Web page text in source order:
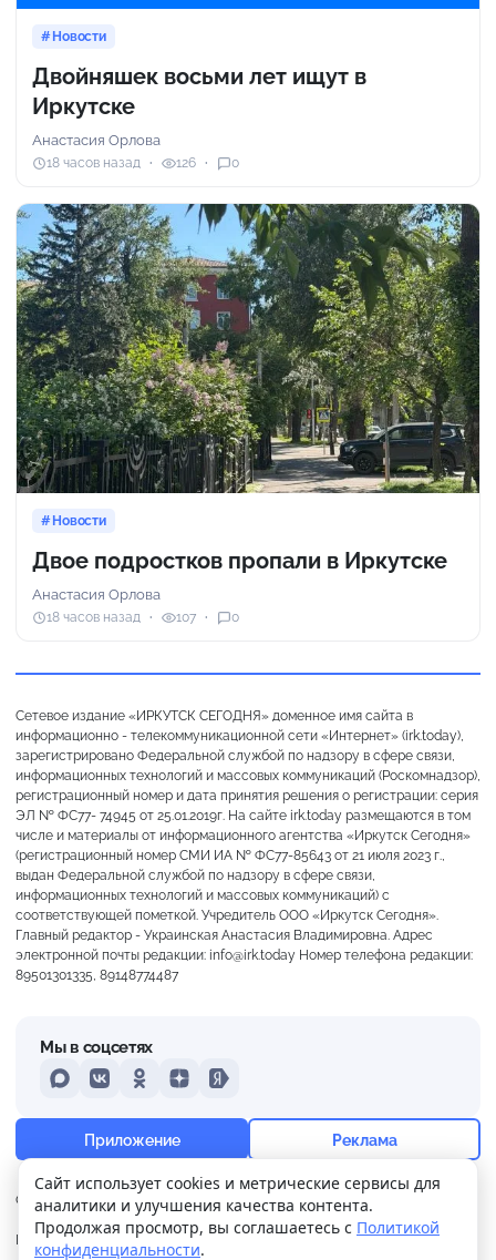
+21° Ощущается как +21
10 м/с 759 мм 71%
Новости
Двойняшек восьми лет ищут в
Иркутске
Анастасия Орлова
18 часов назад 126 0
Новости
Двое подростков пропали в Иркутске
Анастасия Орлова
18 часов назад 107 0
Сетевое издание «ИРКУТСК СЕГОДНЯ» доменное имя сайта в
информационно - телекоммуникационной сети «Интернет» (irk.today),
зарегистрировано Федеральной службой по надзору в сфере связи,
информационных технологий и массовых коммуникаций (Роскомнадзор),
регистрационный номер и дата принятия решения о регистрации: серия
ЭЛ № ФС77- 74945 от 25.01.2019г. На сайте irk.today размещаются в том
числе и материалы от информационного агентства «Иркутск Сегодня»
(регистрационный номер СМИ ИА № ФС77-85643 от 21 июля 2023 г.,
выдан Федеральной службой по надзору в сфере связи,
информационных технологий и массовых коммуникаций) с
соответствующей пометкой. Учредитель ООО «Иркутск Сегодня».
Главный редактор - Украинская Анастасия Владимировна. Адрес
электронной почты редакции: info@irk.today Номер телефона редакции:
89501301335, 89148774487
О нас Контакты Прислать новость
Реклама
Политика
конфиденциальности
Мы в соцсетях
MAXVKontakteOdnoklassniki
DzenYandex
Приложение Реклама
Сайт использует cookies и метрические сервисы для
аналитики и улучшения качества контента.
Продолжая просмотр, вы соглашаетесь с Политикой
конфиденциальности.